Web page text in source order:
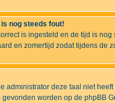
is nog steeds fout!
is ingesteld en de tijd is
en zomertijd zodat tijdens de
administrator deze taal niet
worden op de phpBB